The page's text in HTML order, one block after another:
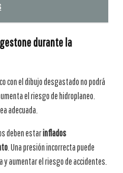
durante la
con el dibujo desgastado no podrá
el riesgo de hidroplaneo.
adecuada.
deben estarinflados
. Una presión incorrecta puede
y aumentar el riesgo de accidentes.